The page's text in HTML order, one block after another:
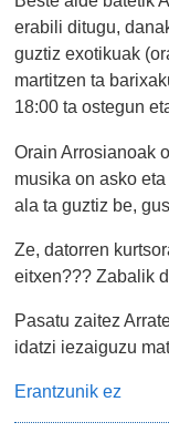
erabili ditugu,
guztiz exotikuak
martitzen ta
18:00 ta ostegun
Orain Arrosianoak
musika on asko
ala ta guztiz be,
Ze, datorren
eitxen??? Zabalik
Pasatu zaitez
idatzi iezaiguzu
Erantzunik ez